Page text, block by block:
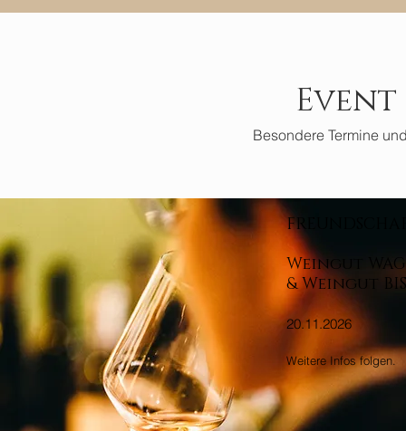
Besondere Termine
Weingut
& Weingut
20.11.2026
Weitere Infos folgen.